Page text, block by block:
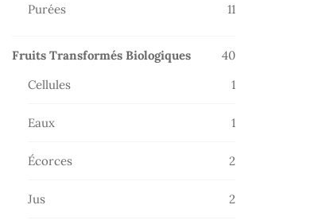
Purées
11
Fruits Transformés Biologiques
4040
Cellules 1
Eaux
1
Écorces
2
Jus
2